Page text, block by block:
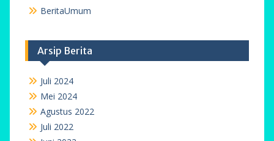
Kategori Berita
BeritaTerbaru
BeritaUmum
Arsip Berita